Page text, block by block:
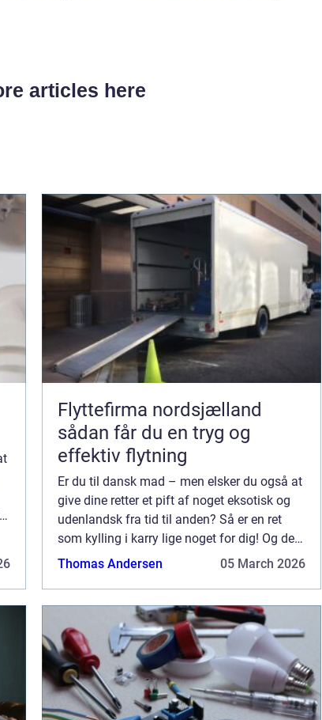
articles here
Flyttefirma nordsjælland
sådan får du en tryg og
effektiv flytning
Er du til dansk mad – men elsker du også at
give dine retter et pift af noget eksotisk og
udenlandsk fra tid til anden? Så er en ret
som kylling i karry lige noget for dig! Og det
rigtigt fine ved kylling i karry er, at det er en
Thomas Andersen 05 March 2026